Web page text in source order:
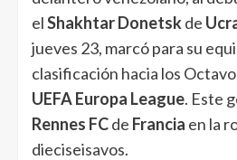
elShakhtar Donetskde
jueves 23, marcó para su
clasificación hacia los
UEFA Europa League. Este
Rennes FCde Francia en la
dieciseisavos.